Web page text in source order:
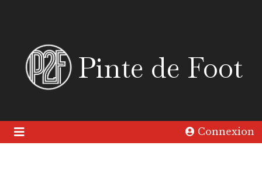
Pinte de Foot
Connexion